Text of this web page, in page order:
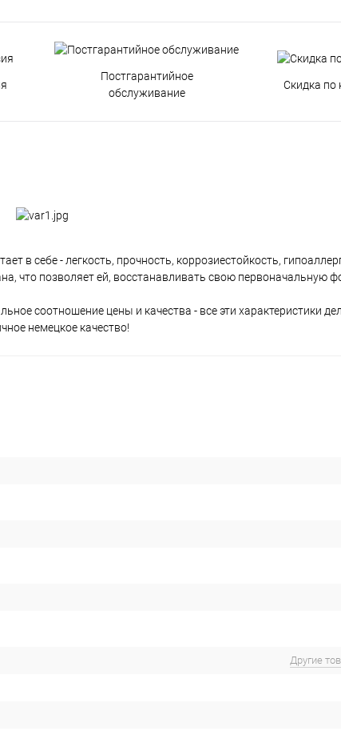
Постгарантийное
обслуживание
Скидка по
в себе - легкость, прочность, коррозиестойкость,
что позволяет ей, восстанавливать свою первоначальную
соотношение цены и качества - все эти характеристики
немецкое качество!
Другие